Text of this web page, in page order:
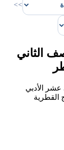
>>
الثاني
الأدبي
القطرية